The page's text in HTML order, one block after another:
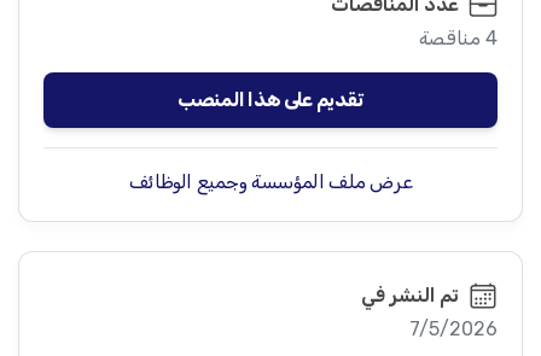
4 مناقصة
تقديم على هذا المنصب
عرض ملف المؤسسة وجميع الوظائف
تم النشر في
7/5/2026